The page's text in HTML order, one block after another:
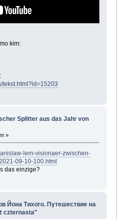
kim:
tekst.html?id=15203
Splitter aus das Jahr von
»
lem-visionaer-zwischen-
09-10-100.html
das einzige?
Йона Тихого. Путешествие на
czternasta"